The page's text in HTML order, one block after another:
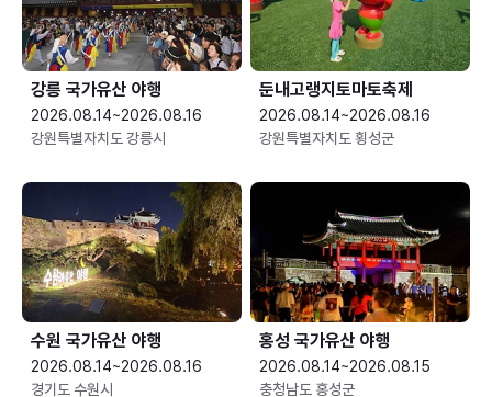
강릉 국가유산 야행
2026.08.14~2026.08.16
강원특별자치도 강릉시
둔내고랭지토마토축제
2026.08.14~2026.08.16
강원특별자치도 횡성군
수원 국가유산 야행
2026.08.14~2026.08.16
경기도 수원시
홍성 국가유산 야행
2026.08.14~2026.08.15
충청남도 홍성군